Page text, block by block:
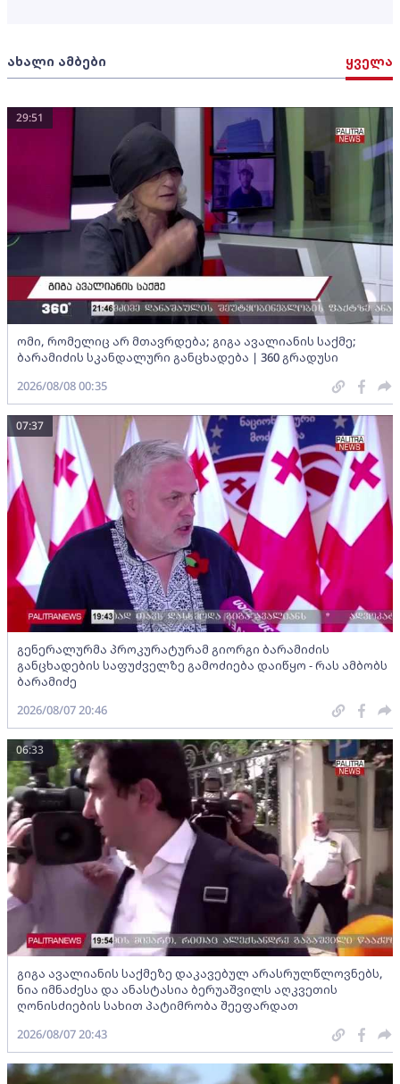
ახალი ამბები ყველა
ომი, რომელიც არ მთავრდება; გიგა ავალიანის საქმე;
ბარამიძის სკანდალური განცხადება | 360 გრადუსი
29:51
2026/08/08 00:35
გენერალურმა პროკურატურამ გიორგი ბარამიძის
განცხადების საფუძველზე გამოძიება დაიწყო - რას ამბობს
ბარამიძე
07:37
2026/08/07 20:46
გიგა ავალიანის საქმეზე დაკავებულ არასრულწლოვნებს,
ნია იმნაძესა და ანასტასია ბერუაშვილს აღკვეთის
ღონისძიების სახით პატიმრობა შეეფარდათ
06:33
2026/08/07 20:43